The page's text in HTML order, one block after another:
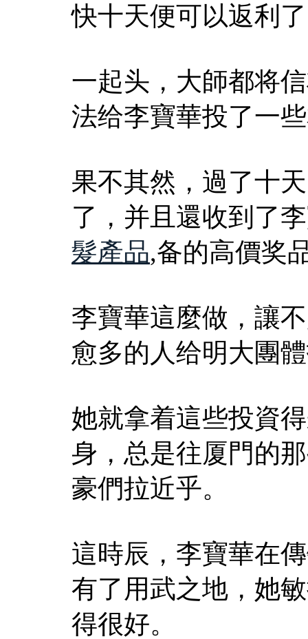
快十天便可以返利
一起头，大師都将
法给李寶華投了一
果不其然，過了十
了，并且還收到了
髮產品,备的高價奖
李寶華這麼做，讓
愈多的人给明大團
她就拿着這些投資
身，总是往厦門的
豪們拉近乎。
這時辰，李寶華在
有了用武之地，她
得很好。